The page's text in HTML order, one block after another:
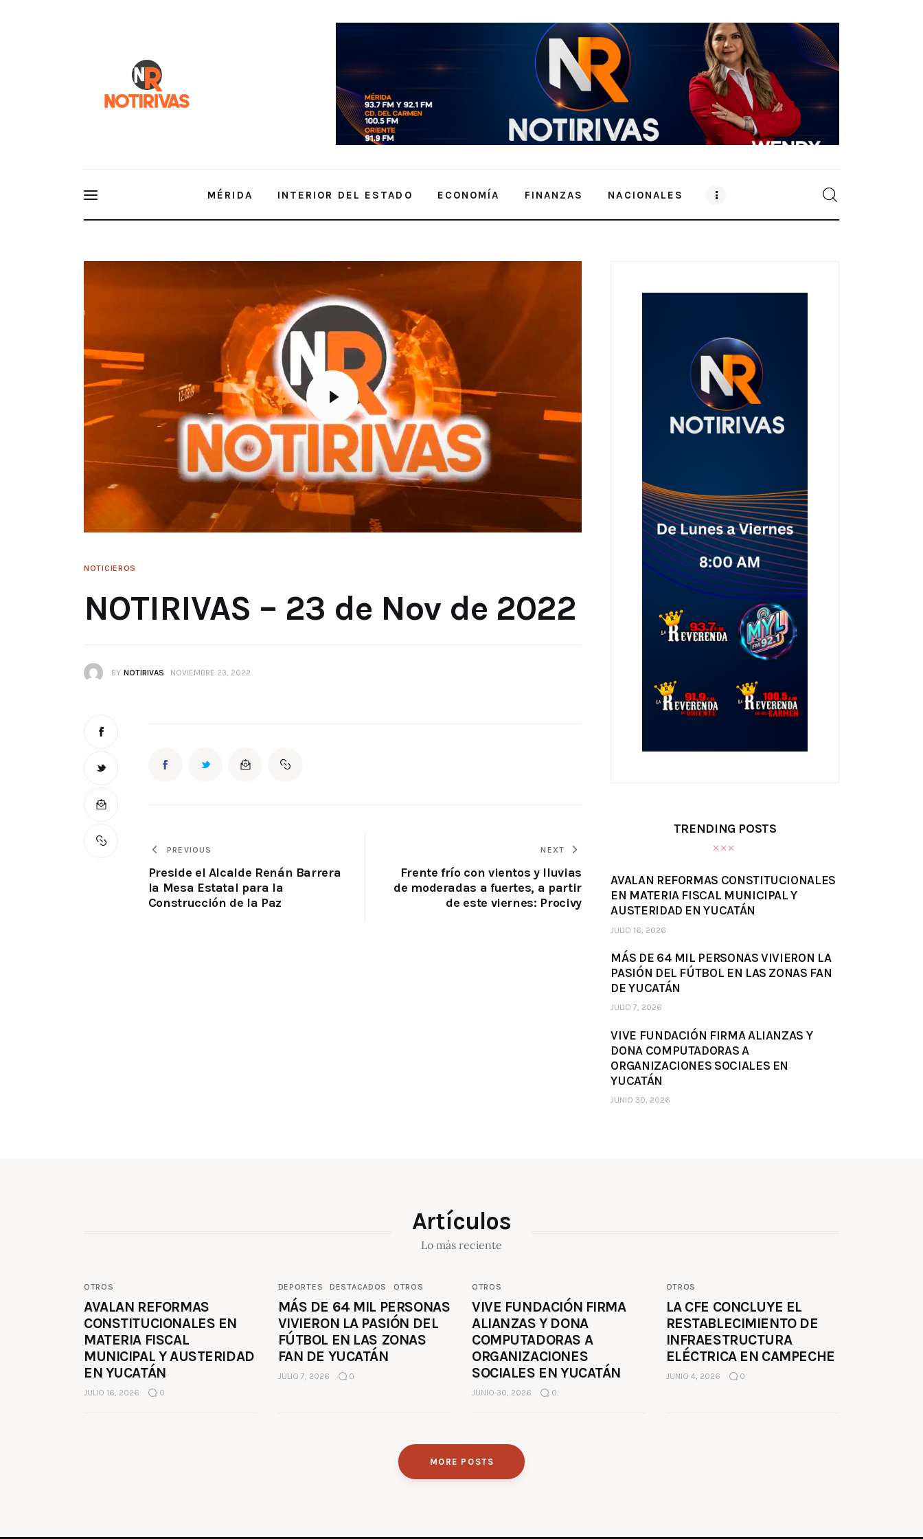
MÉRIDA INTERIOR DEL ESTADO ECONOMÍA FINANZAS NACIONALES
NOTICIEROS
NOTIRIVAS – 23 de Nov de 2022
BY NOTIRIVAS NOVIEMBRE 23, 2022
PREVIOUS
Preside el Alcalde Renán Barrera
la Mesa Estatal para la
Construcción de la Paz
NEXT
Frente frío con vientos y lluvias
de moderadas a fuertes, a partir
de este viernes: Procivy
TRENDING POSTS
AVALAN REFORMAS CONSTITUCIONALES
EN MATERIA FISCAL MUNICIPAL Y
AUSTERIDAD EN YUCATÁN
JULIO 16, 2026
MÁS DE 64 MIL PERSONAS VIVIERON LA
PASIÓN DEL FÚTBOL EN LAS ZONAS FAN
DE YUCATÁN
JULIO 7, 2026
VIVE FUNDACIÓN FIRMA ALIANZAS Y
DONA COMPUTADORAS A
ORGANIZACIONES SOCIALES EN
YUCATÁN
JUNIO 30, 2026
Artículos
Lo más reciente
OTROS
AVALAN REFORMAS
CONSTITUCIONALES EN
MATERIA FISCAL
MUNICIPAL Y AUSTERIDAD
EN YUCATÁN
JULIO 16, 2026 0
DEPORTES DESTACADOS OTROS
MÁS DE 64 MIL PERSONAS
VIVIERON LA PASIÓN DEL
FÚTBOL EN LAS ZONAS
FAN DE YUCATÁN
JULIO 7, 2026 0
OTROS
VIVE FUNDACIÓN FIRMA
ALIANZAS Y DONA
COMPUTADORAS A
ORGANIZACIONES
SOCIALES EN YUCATÁN
JUNIO 30, 2026 0
OTROS
LA CFE CONCLUYE EL
RESTABLECIMIENTO DE
INFRAESTRUCTURA
ELÉCTRICA EN CAMPECHE
JUNIO 4, 2026 0
MORE POSTS